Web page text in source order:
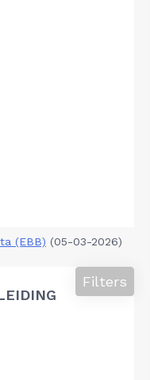
(EBB) (05-03-2026)
Filters